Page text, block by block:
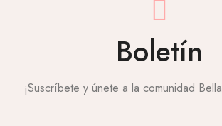
Boletín
¡Suscríbete y únete a la comunidad